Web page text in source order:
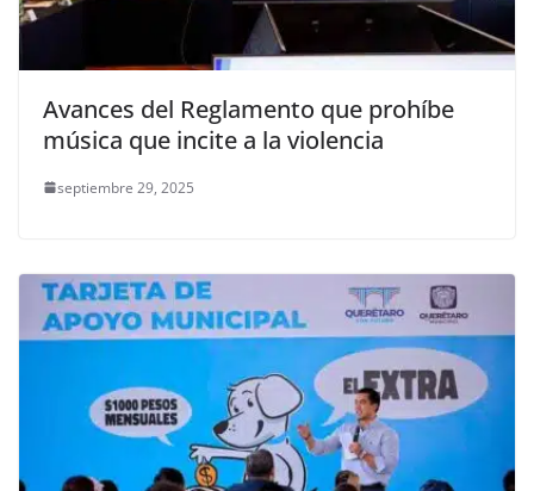
Avances del Reglamento que prohíbe
música que incite a la violencia
septiembre 29, 2025